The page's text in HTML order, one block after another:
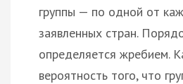
группы — по одной от
заявленных стран.
определяется жребием.
вероятность того, что